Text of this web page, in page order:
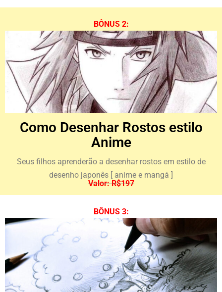
BÔNUS 2:
Como Desenhar Rostos estilo
Anime​
Seus filhos aprenderão a desenhar rostos em estilo de
desenho japonês [ anime e mangá ]
Valor: R$197
BÔNUS 3: